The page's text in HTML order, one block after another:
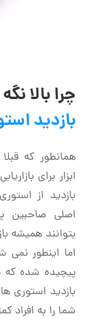
چرا بالا
بازدید
همانطور که
ابزار برای
بازدید از
اصلی صاحبین
بتوانند همیشه
اما اینطور نمی
پیچیده شده
بازدید استوری
شما را به افراد